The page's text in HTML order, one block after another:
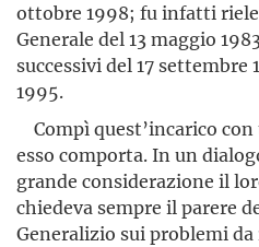
ottobre 1998; fu infatti
Generale del 13 maggio
successivi del 17 settembre
1995.
Compì quest’incarico
esso comporta. In un
grande considerazione il
chiedeva sempre il parere
Generalizio sui problemi